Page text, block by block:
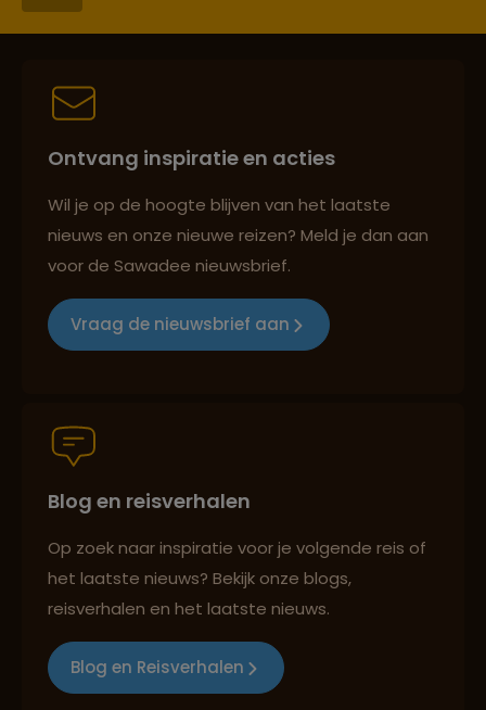
Persoonlijk en deskundig reisadvies
Reizen met oog voor mens, cultuur en milieu
Persoonlijk en deskundig reisadvies
Best beoordeelde reisroutes
Ontvang inspiratie en acties
Wil je op de hoogte blijven van het laatste
nieuws en onze nieuwe reizen? Meld je dan aan
voor de Sawadee nieuwsbrief.
Vraag de nieuwsbrief aan
Blog en reisverhalen
Op zoek naar inspiratie voor je volgende reis of
het laatste nieuws? Bekijk onze blogs,
reisverhalen en het laatste nieuws.
Blog en Reisverhalen